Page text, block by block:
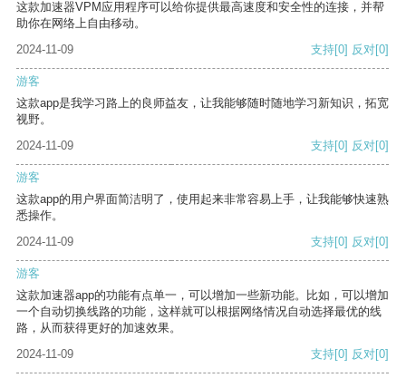
这款加速器VPM应用程序可以给你提供最高速度和安全性的连接，并帮
助你在网络上自由移动。
2024-11-09
支持[0] 反对[0]
游客
这款app是我学习路上的良师益友，让我能够随时随地学习新知识，拓宽
视野。
2024-11-09
支持[0] 反对[0]
游客
这款app的用户界面简洁明了，使用起来非常容易上手，让我能够快速熟
悉操作。
2024-11-09
支持[0] 反对[0]
游客
这款加速器app的功能有点单一，可以增加一些新功能。比如，可以增加
一个自动切换线路的功能，这样就可以根据网络情况自动选择最优的线
路，从而获得更好的加速效果。
2024-11-09
支持[0] 反对[0]